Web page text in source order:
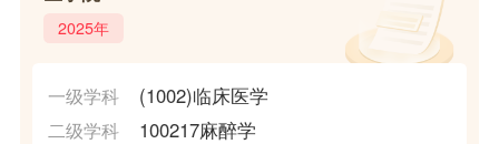
2025年
一级学科 (1002)临床医学
二级学科 100217麻醉学